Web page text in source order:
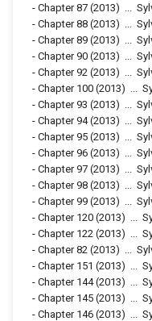
- Chapter 87 (2013)
- Chapter 88 (2013)
- Chapter 89 (2013)
- Chapter 90 (2013)
- Chapter 92 (2013)
- Chapter 100 (2013)
- Chapter 93 (2013)
- Chapter 94(2013)
- Chapter 95 (2013)
- Chapter 96 (2013)
- Chapter 97 (2013)
- Chapter 98 (2013)
- Chapter 99 (2013)
- Chapter 120 (2013)
- Chapter 122 (2013)
- Chapter 82 (2013)
- Chapter 151 (2013)
- Chapter 144(2013)
- Chapter 145 (2013)
- Chapter 146 (2013)